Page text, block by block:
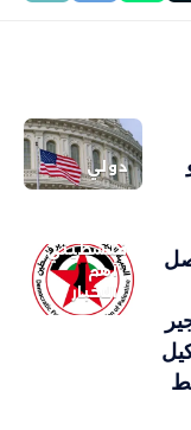
دولي
فلسطيني
أهم
الاخبار